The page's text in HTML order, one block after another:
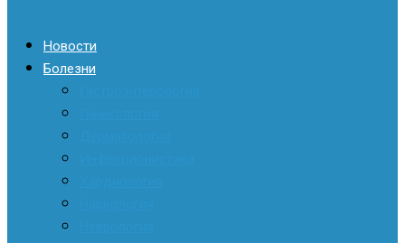
Новости
Болезни